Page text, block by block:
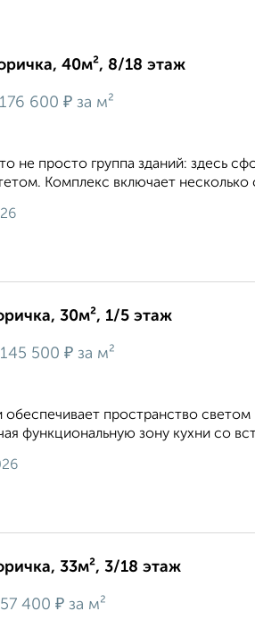
40м², 8/18 этаж
176 600 ₽ за м²
не просто группа зданий: здесь
Комплекс включает
30м², 1/5 этаж
145 500 ₽ за м²
пространство
функциональную зону кухни со
33м², 3/18 этаж
400 ₽ за м²